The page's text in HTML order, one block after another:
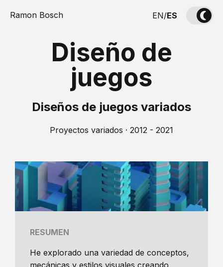
Ramon Bosch EN/ES
Diseño de
juegos
Diseños de juegos variados
Proyectos variados · 2012 - 2021
RESUMEN
He explorado una variedad de conceptos,